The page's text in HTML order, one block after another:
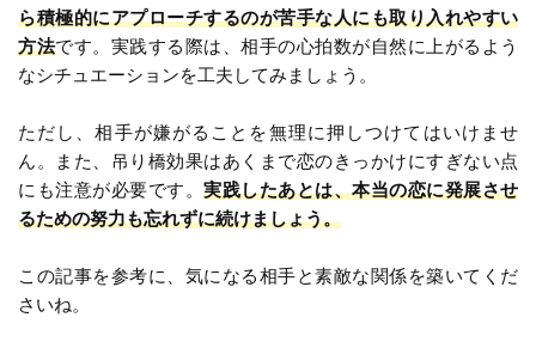
ら積極的にアプローチするのが苦手な人にも取り入れやすい
方法です。実践する際は、相手の心拍数が自然に上がるよう
なシチュエーションを工夫してみましょう。
ただし、相手が嫌がることを無理に押しつけてはいけませ
ん。また、吊り橋効果はあくまで恋のきっかけにすぎない点
にも注意が必要です。 実践したあとは、本当の恋に発展させ
るための努力も忘れずに続けましょう。
この記事を参考に、気になる相手と素敵な関係を築いてくだ
さいね。